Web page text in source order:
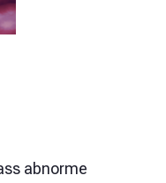
abnorme